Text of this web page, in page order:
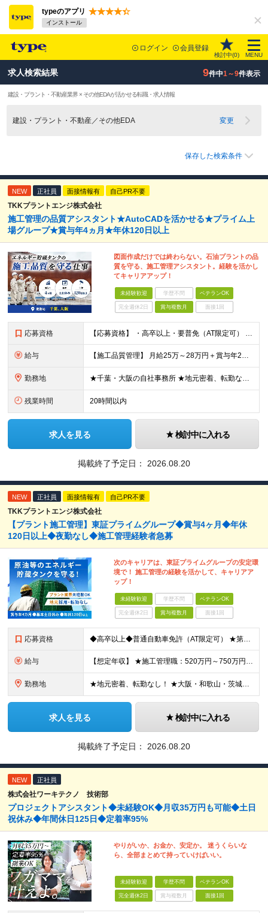
typeのアプリ
インストール
ログイン 会員登録
検討中(0) MENU
求人検索結果 9件中1～9件表示
建設・プラント・不動産業界 × その他EDAが活かせる転職・求人情報
建設・プラント・不動産／その他EDA 変更
保存した検索条件
NEW 正社員 面接情報有 自己PR不要
TKKプラントエンジ株式会社
施工管理の品質アシスタント★AutoCADを活かせる★プライム上
場グループ★賞与年4ヵ月★年休120日以上
図面作成だけでは終わらない。石油プラントの品
質を守る、施工管理アシスタント。経験を活かし
てキャリアアップ！
未経験歓迎 学歴不問 ベテランOK
完全週休2日 賞与複数月 面接1回
応募資格 【応募資格】 ・高卒以上・要普免（AT限定可） ・AutoCADの経験者 →自社で図面を一部変更する場合があるため。設計分野は不問です。 ・施工図面が読めること 【歓迎する経験】 ◎AutoCADの
給与 【施工品質管理】 月給25万～28万円＋賞与年2回（原則固定支給額4ヵ月分）＋諸手当（残業手当全額など） ※経験・能力・前職給与を考慮して優遇します。 ※残業代は別途全額支給します。 ※試用期間は6
勤務地 ★千葉・大阪の自社事務所 ★地元密着、転勤なし！ ★Ｕ・Iターン歓迎！（面接交通費支給） 【具体的な勤務地】 ※当社堺事務所（大阪）もしくは五井事務所（千葉） ◆堺事務所 （住所） 大阪府堺市堺区
残業時間 20時間以内
求人を見る 検討中に入れる
掲載終了予定日： 2026.08.20
NEW 正社員 面接情報有 自己PR不要
TKKプラントエンジ株式会社
【プラント施工管理】東証プライムグループ◆賞与4ヶ月◆年休
120日以上◆夜勤なし◆施工管理経験者急募
次のキャリアは、東証プライムグループの安定環
境で！ 施工管理の経験を活かして、キャリアア
ップ！
未経験歓迎 学歴不問 ベテランOK
完全週休2日 賞与複数月 面接1回
応募資格 ◆高卒以上◆普通自動車免許（AT限定可） ★第二新卒歓迎 ★プラント業界以外での施工管理経験者歓迎 【こんな方は向いています】 ・施工管理のスキルを活かして働きたい ・安定企業で長く働きたい ・チ
給与 【想定年収】 ★施工管理職：520万円～750万円 ※上記年収は残業時間40時間／月相当の金額を含みます。 月給25万円～35万円＋賞与年2回（原則固定支給額4ヵ月分）＋諸手当（残業手当全額など）
勤務地 ★地元密着、転勤なし！ ★大阪・和歌山・茨城・三重・千葉の各拠点 ★Ｕ・Iターン歓迎！（面接交通費支給） ★社用車貸与（出勤利用OK）、駐車場費用支給 ・大阪府堺市 ・和歌山県有田市 ・茨城県神栖市
求人を見る 検討中に入れる
掲載終了予定日： 2026.08.20
NEW 正社員
株式会社ワーキテクノ 技術部
プロジェクトアシスタント◆未経験OK◆月収35万円も可能◆土日
祝休み◆年間休日125日◆定着率95%
やりがいか、お金か、安定か。 迷うくらいな
ら、全部まとめて持っていけばいい。
未経験歓迎 学歴不問 ベテランOK
完全週休2日 賞与複数月 面接1回